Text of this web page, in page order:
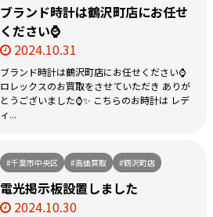
ブランド時計は鶴沢町店にお任せ
ください⌚
2024.10.31
ブランド時計は鶴沢町店にお任せください⌚
ロレックスのお買取をさせていただき ありが
とうございました⌚️✨ こちらのお時計は レデ
ィ...
#千葉市中央区 #高価買取 #鶴沢町店
電光掲示板設置しました
2024.10.30